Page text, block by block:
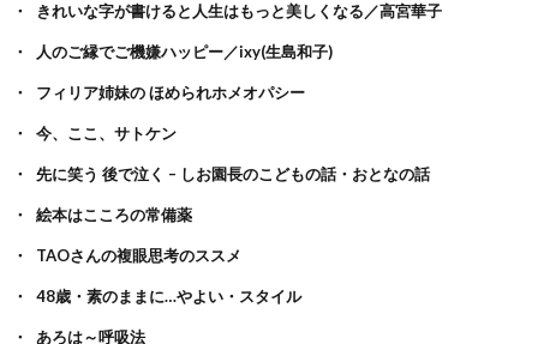
きれいな字が書けると人生はもっと美しくなる／高宮華子
人のご縁でご機嫌ハッピー／ixy(生島和子)
フィリア姉妹の ほめられホメオパシー
今、ここ、サトケン
先に笑う 後で泣く – しお園長のこどもの話・おとなの話
絵本はこころの常備薬
TAOさんの複眼思考のススメ
48歳・素のままに…やよい・スタイル
あろは～呼吸法